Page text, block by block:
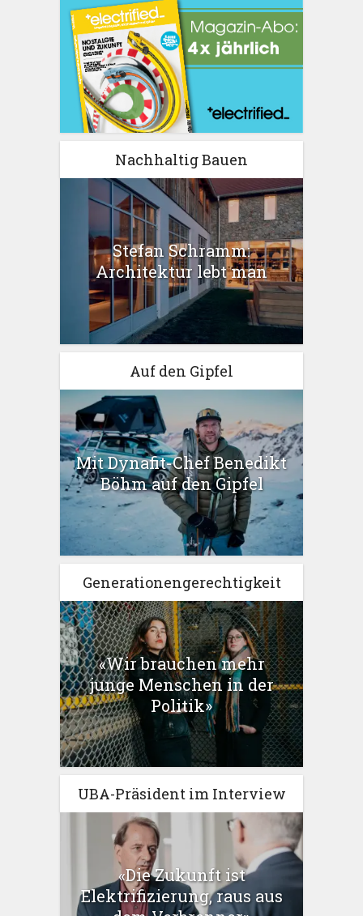
Nachhaltig Bauen
Stefan Schramm:
Architektur lebt man
Auf den Gipfel
Mit Dynafit-Chef Benedikt
Böhm auf den Gipfel
Generationengerechtigkeit
«Wir brauchen mehr
junge Menschen in der
Politik»
UBA-Präsident im Interview
«Die Zukunft ist
Elektrifizierung, raus aus